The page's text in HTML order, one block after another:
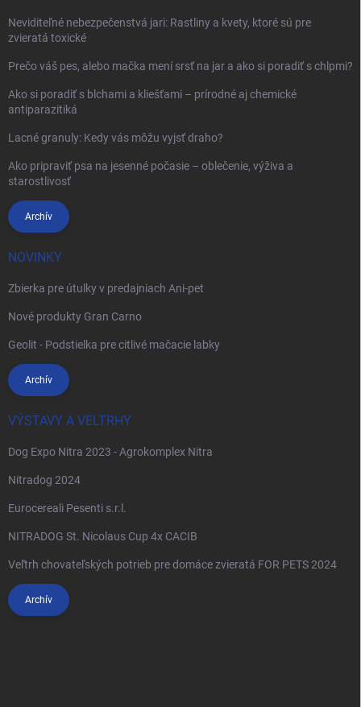
Neviditeľné nebezpečenstvá jari: Rastliny a kvety, ktoré sú pre
zvieratá toxické
Prečo váš pes, alebo mačka mení srsť na jar a ako si poradiť s chlpmi?
Ako si poradiť s blchami a kliešťami – prírodné aj chemické
antiparazitiká
Lacné granuly: Kedy vás môžu vyjsť draho?
Ako pripraviť psa na jesenné počasie – oblečenie, výživa a
starostlivosť
Archív
NOVINKY
Zbierka pre útulky v predajniach Ani-pet
Nové produkty Gran Carno
Geolit - Podstielka pre citlivé mačacie labky
Archív
VÝSTAVY A VELTRHY
Dog Expo Nitra 2023 - Agrokomplex Nitra
Nitradog 2024
Eurocereali Pesenti s.r.l.
NITRADOG St. Nicolaus Cup 4x CACIB
Veľtrh chovateľských potrieb pre domáce zvieratá FOR PETS 2024
Archív